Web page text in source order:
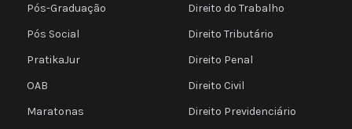
Pós-Graduação
Pós Social
PratikaJur
OAB
Maratonas
Direito do Trabalho
Direito Tributário
Direito Penal
Direito Civil
Direito Previdenciário